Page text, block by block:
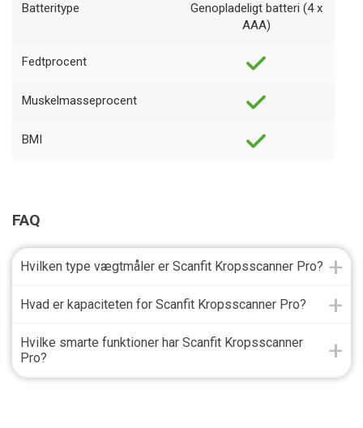
Batteritype
Genopladeligt batteri (4 x
AAA)
Fedtprocent
Muskelmasseprocent
BMI
FAQ
Hvilken type vægtmåler er Scanfit Kropsscanner Pro?
Hvad er kapaciteten for Scanfit Kropsscanner Pro?
Hvilke smarte funktioner har Scanfit Kropsscanner
Pro?